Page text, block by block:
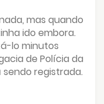
mas quando
ido embora.
lo minutos
de Polícia da
registrada.